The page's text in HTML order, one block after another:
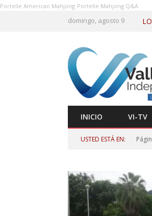
Portelle American Mahjong Portelle Mahjong Q&A
domingo, agosto 9
INICIO VI-TV
USTED ESTÁ EN: